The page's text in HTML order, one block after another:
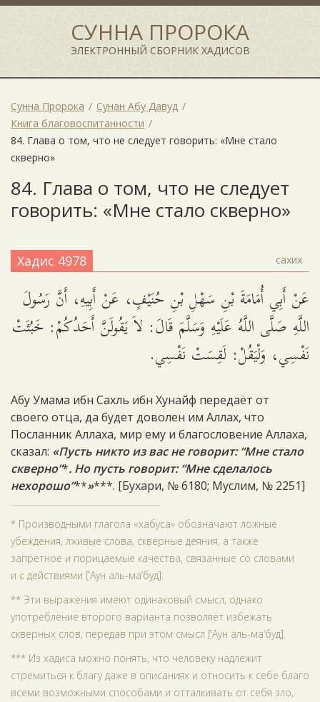
СУННА ПРОРОКА
ЭЛЕКТРОННЫЙ СБОРНИК ХАДИСОВ
Сунна Пророка
Сунан Абу Давуд
Книга благовоспитанности
84. Глава о том, что не следует говорить: «Мне стало
скверно»
84. Глава о том, что не следует
говорить: «Мне стало скверно»
Хадис 4978 сахих
عَنْ أَبِي أُمَامَةَ بْنِ سَهْلِ بْنِ حُنَيْفٍ، عَنْ أَبِيهِ، أَنَّ رَسُولَ
اللَّهِ صَلَّى اللَّهُ عَلَيْهِ وَسَلَّمَ قَالَ: لاَ يَقُولَنَّ أَحَدُكُمْ: خَبُثَتْ
نَفْسِي، وَلْيَقُلْ: لَقِسَتْ نَفْسِي.
Абу Умама ибн Сахль ибн Хунайф передаёт от
своего отца, да будет доволен им Аллах, что
Посланник Аллаха, мир ему и благословение Аллаха,
сказал: «Пусть никто из вас не говорит: “Мне стало
скверно”*. Но пусть говорит: “Мне сделалось
нехорошо”**»***. [Бухари, № 6180; Муслим, № 2251]
* Производными глагола «хабуса» обозначают ложные
убеждения, лживые слова, скверные деяния, а также
запретное и порицаемые качества, связанные со словами
и с действиями [‘Аун аль-ма‘буд].
** Эти выражения имеют одинаковый смысл, однако
употребление второго варианта позволяет избежать
скверных слов, передав при этом смысл [‘Аун аль-ма‘буд].
*** Из хадиса можно понять, что человеку надлежит
стремиться к благу даже в описаниях и относить к себе благо
всеми возможными способами и отталкивать от себя зло,